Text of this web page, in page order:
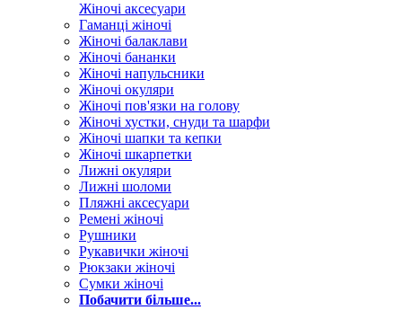
Жіночі аксесуари
Гаманці жіночі
Жіночі балаклави
Жіночі бананки
Жіночі напульсники
Жіночі окуляри
Жіночі пов'язки на голову
Жіночі хустки, снуди та шарфи
Жіночі шапки та кепки
Жіночі шкарпетки
Лижні окуляри
Лижні шоломи
Пляжні аксесуари
Ремені жіночі
Рушники
Рукавички жіночі
Рюкзаки жіночі
Сумки жіночі
Побачити більше...